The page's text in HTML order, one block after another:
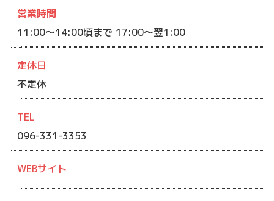
営業時間
11:00〜14:00頃まで 17:00〜翌1:00
定休日
不定休
TEL
096-331-3353
WEBサイト